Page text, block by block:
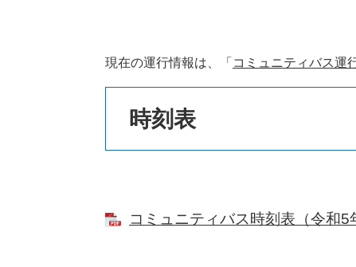
文
現在の運行情報は、「 コミュニティバス運
時刻表
コミュニティバス時刻表（令和